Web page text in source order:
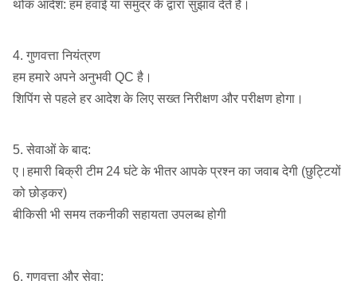
6 "
152mm-
254mm
4 1/8
"-10"
DHD380 /
थोक आदेश: हम हवाई या समुद्र के द्वारा सुझाव देते हैं।
4. गुणवत्ता नियंत्रण
हम हमारे अपने अनुभवी QC है।
शिपिंग से पहले हर आदेश के लिए सख्त निरीक्षण और परीक्षण होगा।
5. सेवाओं के बाद:
ए।हमारी बिक्री टीम 24 घंटे के भीतर आपके प्रश्न का जवाब देगी (छुट्टियों
को छोड़कर)
बीकिसी भी समय तकनीकी सहायता उपलब्ध होगी
6. गुणवत्ता और सेवा: